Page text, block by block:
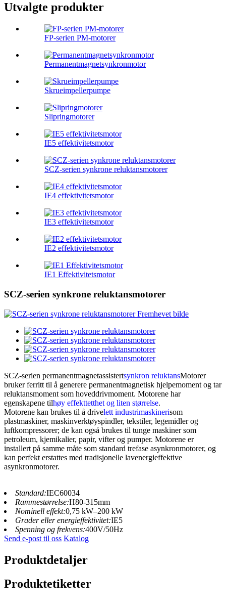
Utvalgte produkter
FP-serien PM-motorer
Permanentmagnetsynkronmotor
Skrueimpellerpumpe
Slipringmotorer
IE5 effektivitetsmotor
SCZ-serien synkrone reluktansmotorer
IE4 effektivitetsmotor
IE3 effektivitetsmotor
IE2 effektivitetsmotor
IE1 Effektivitetsmotor
SCZ-serien synkrone reluktansmotorer
SCZ-serien permanentmagnetassistertsynkron reluktansMotorer
bruker ferritt til å generere permanentmagnetisk hjelpemoment og tar
reluktansmoment som hoveddrivmoment. Motorene har
egenskapene tilhøy effekttetthet og liten størrelse.
Motorene kan brukes til å drivelett industrimaskinerisom
plastmaskiner, maskinverktøyspindler, tekstiler, legemidler og
luftkompressorer; de kan også brukes til tunge maskiner som
petroleum, kjemikalier, papir, vifter og pumper. Motorene er
installert på samme måte som standard trefase asynkronmotorer, og
kan perfekt erstattes med tradisjonelle lavenergieffektive
asynkronmotorer.
Standard:IEC60034
Rammestørrelse:H80-315mm
Nominell effekt:0,75 kW–200 kW
Grader eller energieffektivitet:IE5
Spenning og frekvens:400V/50Hz
Send e-post til oss Katalog
Produktdetaljer
Produktetiketter